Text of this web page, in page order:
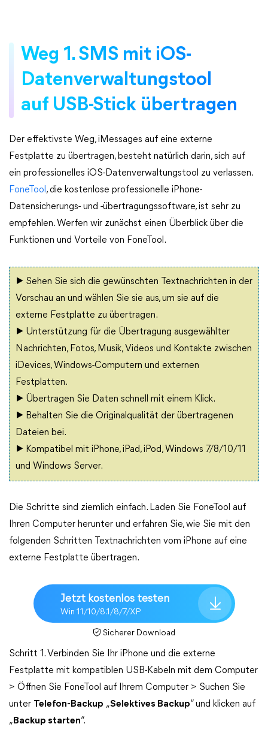
Weg 1. SMS mit iOS-
Datenverwaltungstool
auf USB-Stick übertragen
Der effektivste Weg, iMessages auf eine externe
Festplatte zu übertragen, besteht natürlich darin, sich auf
ein professionelles iOS-Datenverwaltungstool zu verlassen.
FoneTool , die kostenlose professionelle iPhone-
Datensicherungs- und -übertragungssoftware, ist sehr zu
empfehlen. Werfen wir zunächst einen Überblick über die
Funktionen und Vorteile von FoneTool.
▶ Sehen Sie sich die gewünschten Textnachrichten in der
Vorschau an und wählen Sie sie aus, um sie auf die
externe Festplatte zu übertragen.
▶ Unterstützung für die Übertragung ausgewählter
Nachrichten, Fotos, Musik, Videos und Kontakte zwischen
iDevices, Windows-Computern und externen
Festplatten.
▶ Übertragen Sie Daten schnell mit einem Klick.
▶ Behalten Sie die Originalqualität der übertragenen
Dateien bei.
▶ Kompatibel mit iPhone, iPad, iPod, Windows 7/8/10/11
und Windows Server.
Die Schritte sind ziemlich einfach. Laden Sie FoneTool auf
Ihren Computer herunter und erfahren Sie, wie Sie mit den
folgenden Schritten Textnachrichten vom iPhone auf eine
externe Festplatte übertragen.
Jetzt kostenlos testen
Win 11/10/8.1/8/7/XP
Sicherer Download
Schritt 1. Verbinden Sie Ihr iPhone und die externe
Festplatte mit kompatiblen USB-Kabeln mit dem Computer
> Öffnen Sie FoneTool auf Ihrem Computer > Suchen Sie
unter Telefon-Backup „Selektives Backup“ und klicken auf
„ Backup starten“.